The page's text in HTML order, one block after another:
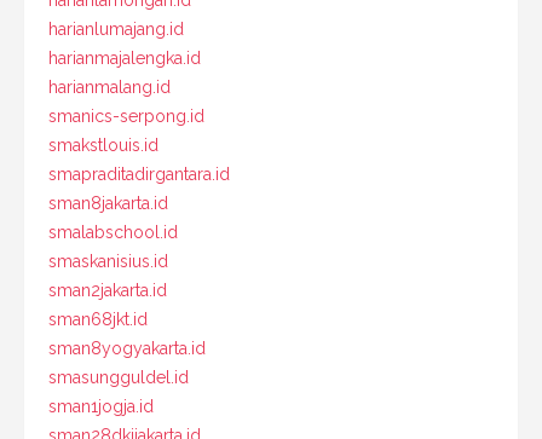
harianlumajang.id
harianmajalengka.id
harianmalang.id
smanics-serpong.id
smakstlouis.id
smapraditadirgantara.id
sman8jakarta.id
smalabschool.id
smaskanisius.id
sman2jakarta.id
sman68jkt.id
sman8yogyakarta.id
smasungguldel.id
sman1jogja.id
sman28dkijakarta.id